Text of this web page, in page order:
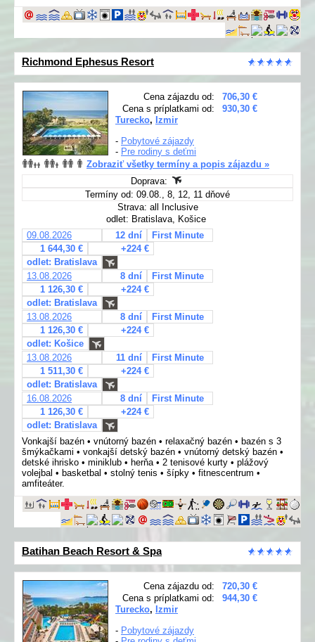
Richmond Ephesus Resort
Cena zájazdu od:
706,30 €
Cena s príplatkami od:
930,30 €
Turecko, Izmir
- Pobytové zájazdy
- Pre rodiny s deťmi
Zobraziť všetky termíny a popis zájazdu »
Doprava:
Termíny od: 09.08., 8, 12, 11 dňové
Strava: all Inclusive
odlet: Bratislava, Košice
09.08.2026
12 dní
First Minute
1 644,30 €
+224 €
odlet: Bratislava
13.08.2026
8 dní
First Minute
1 126,30 €
+224 €
odlet: Bratislava
13.08.2026
8 dní
First Minute
1 126,30 €
+224 €
odlet: Košice
13.08.2026
11 dní
First Minute
1 511,30 €
+224 €
odlet: Bratislava
16.08.2026
8 dní
First Minute
1 126,30 €
+224 €
odlet: Bratislava
Vonkajší bazén • vnútorný bazén • relaxačný bazén • bazén s 3
šmýkačkami • vonkajší detský bazén • vnútorný detský bazén •
detské ihrisko • miniklub • herňa • 2 tenisové kurty • plážový
volejbal • basketbal • stolný tenis • šípky • fitnescentrum •
amfiteáter.
Batihan Beach Resort & Spa
Cena zájazdu od:
720,30 €
Cena s príplatkami od:
944,30 €
Turecko, Izmir
- Pobytové zájazdy